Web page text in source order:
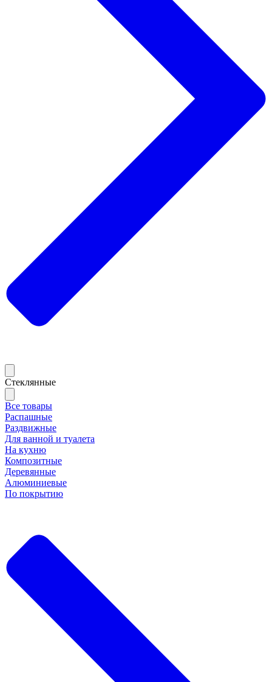
Стеклянные
Все товары
Распашные
Раздвижные
Для ванной и туалета
На кухню
Композитные
Деревянные
Алюминиевые
По покрытию